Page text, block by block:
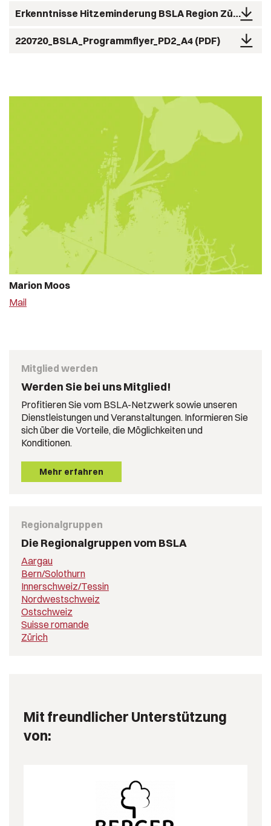
Erkenntnisse Hitzeminderung BSLA Region Zürich und Grünstadt Zurich_ps
220720_BSLA_Programmflyer_PD2_A4 PDF
Marion Moos
Mail
Mitglied werden
Werden Sie bei uns Mitglied!
Profitieren Sie vom BSLA-Netzwerk sowie unseren
Dienstleistungen und Veranstaltungen. Informieren Sie
sich über die Vorteile, die Möglichkeiten und
Konditionen.
Mehr erfahren
Regionalgruppen
Die Regionalgruppen vom BSLA
Aargau
Bern/Solothurn
Innerschweiz/Tessin
Nordwestschweiz
Ostschweiz
Suisse romande
Zürich
Mit freundlicher Unterstützung
von: